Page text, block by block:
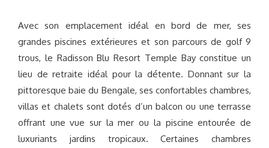
Avec son emplacement idéal en bord de mer, ses
grandes piscines extérieures et son parcours de golf 9
trous, le Radisson Blu Resort Temple Bay constitue un
lieu de retraite idéal pour la détente. Donnant sur la
pittoresque baie du Bengale, ses confortables chambres,
villas et chalets sont dotés d’un balcon ou une terrasse
offrant une vue sur la mer ou la piscine entourée de
luxuriants jardins tropicaux. Certaines chambres